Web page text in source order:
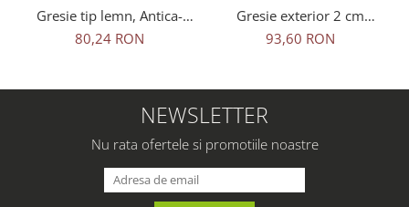
Gresie tip lemn, Antica-
Rustic Natural 6093, 45x45
80,24 RON
Gresie exterior 2 cm
Natura Wood Oak Outdoor
93,60 RON
NEWSLETTER
Nu rata ofertele si promotiile noastre